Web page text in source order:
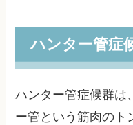
ハンター管症
ハンター管症候群は
ー管という筋肉のト